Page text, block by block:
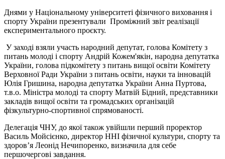
Днями у Національному університеті фізичного виховання і
спорту України презентували Проміжний звіт реалізації
експериментального проєкту.
У заході взяли участь народний депутат, голова Комітету з
питань молоді і спорту Андрій Кожем'якін, народна депутатка
України, голова підкомітету з питань вищої освіти Комітету
Верховної Ради України з питань освіти, науки та інновацій
Юлія Гришина, народна депутатка України Анна Пуртова,
т.в.о. Міністра молоді та спорту Матвій Бідний, представники
закладів вищої освіти та громадських організацій
фізкультурно-спортивної спрямованості.
Делегація ЧНУ, до якої також увійшли перший проректор
Василь Мойсієнко, директор ННІ фізичної культури, спорту та
здоров’я Леонід Нечипоренко, визначила для себе
першочергові завдання.